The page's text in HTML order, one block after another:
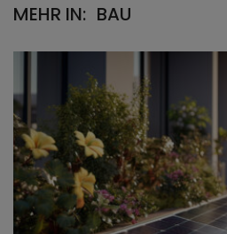
MEHR IN: BAU